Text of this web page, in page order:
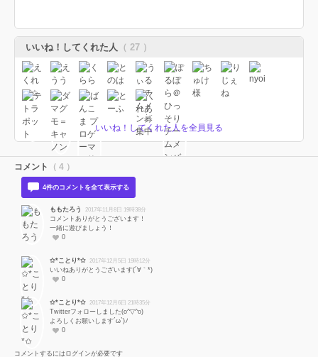
いいね！してくれた人 （ 27 ）
いいね！してくれた人を全員見る
コメント （ 4 ）
4件のコメントを全て表示する
ももたろう 2017年11月8日 19時38分
コメントありがとうございます！
一緒に遊びましょう！
0
✩*ことり*✩ 2017年12月5日 19時12分
いいねありがとうございます(´∀｀*)
0
✩*ことり*✩ 2017年12月6日 21時35分
Twitterフォローしました(o^▽^o)
よろしくお願いします´ω`)ﾉ
0
コメントするにはログインが必要です